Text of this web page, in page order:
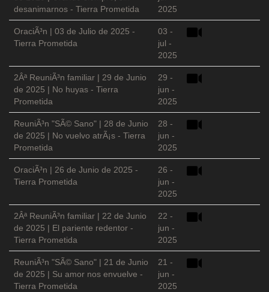
desanimarnos - Tierra Prometida
2025
OraciÃ³n | 03 de Julio de 2025 -
Tierra Prometida
03 -
jul -
2025
2Âª ReuniÃ³n familiar | 29 de Junio
de 2025 | No huyas - Tierra
Prometida
29 -
jun -
2025
ReuniÃ³n "SÃ© Sano" | 28 de Junio
de 2025 | No vuelvo atrÃ¡s - Tierra
Prometida
28 -
jun -
2025
OraciÃ³n | 26 de Junio de 2025 -
Tierra Prometida
26 -
jun -
2025
2Âª ReuniÃ³n familiar | 22 de Junio
de 2025 | El pariente redentor -
Tierra Prometida
22 -
jun -
2025
ReuniÃ³n "SÃ© Sano" | 21 de Junio
de 2025 | Su amor nos envuelve -
Tierra Prometida
21 -
jun -
2025